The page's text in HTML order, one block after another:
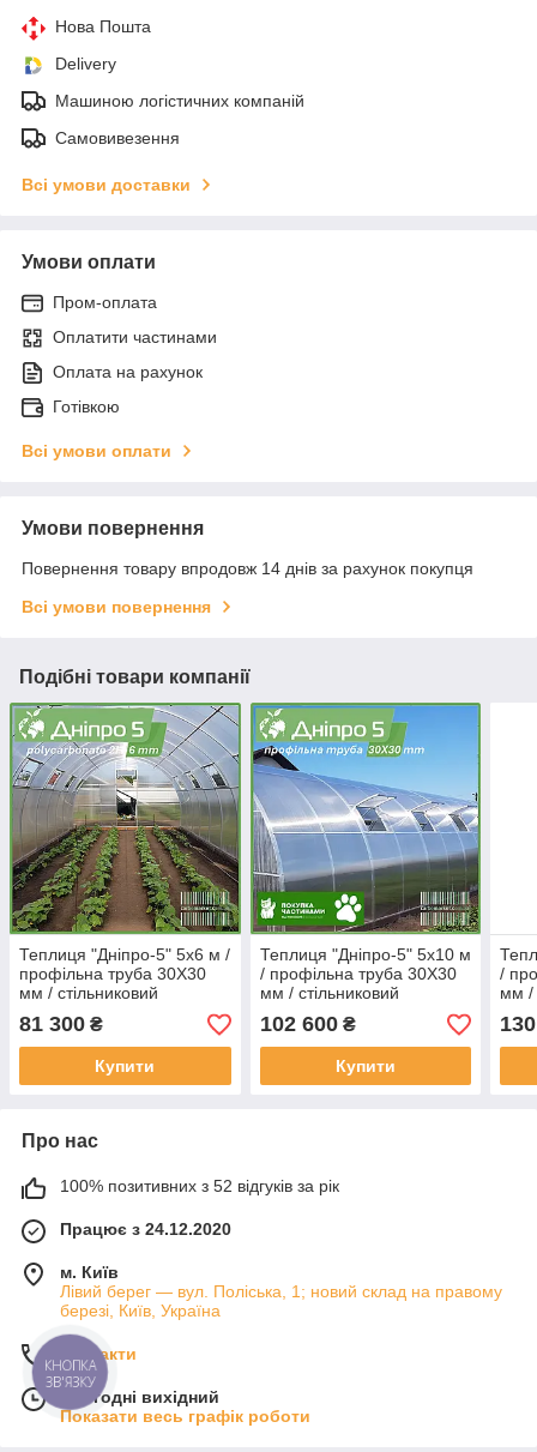
Нова Пошта
Delivery
Машиною логістичних компаній
Самовивезення
Всі умови доставки
Умови оплати
Пром-оплата
Оплатити частинами
Оплата на рахунок
Готівкою
Всі умови оплати
Умови повернення
Повернення товару впродовж 14 днів за рахунок покупця
Всі умови повернення
Подібні товари компанії
Теплиця "Дніпро-5" 5х6 м /
профільна труба 30Х30
мм / стільниковий
полікарбонат PREMIUM 8
мм
81 300 ₴
Купити
Теплиця "Дніпро-5" 5х10 м
/ профільна труба 30Х30
мм / стільниковий
полікарбонат PREMIUM 6
мм
102 600₴
Купити
/
мм /
мм
Про нас
100% позитивних з 52 відгуків за рік
Працює з 24.12.2020
м. Київ
Лівий берег — вул. Поліська, 1; новий склад на правому
березі, Київ, Україна
Контакти
Сьогодні вихідний
Показати весь графік роботи
КНОПКА
ЗВ'ЯЗКУ